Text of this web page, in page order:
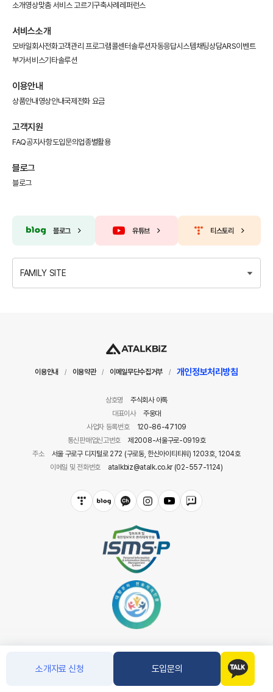
소개자료 신청 도입문의
소개영상맞춤 서비스 고르기구축사례 레퍼런스
서비스소개
모바일회사전화고객관리 프로그램콜센터솔루션자동응답시스템채팅상담ARS이벤트
부가서비스기타솔루션
이용안내
상품안내 영상안내국제전화 요금
고객지원
FAQ공지사항도입문의 업종별활용
블로그
블로그
블로그 유튜브 티스토리
FAMILY SITE
이용안내 / 이용약관 / 이메일무단수집거부 / 개인정보처리방침
상호명
주식회사 아톡
대표이사
주웅대
사업자 등록번호
120-86-47109
통신판매업신고번호
제2008-서울구로-0919호
주소
서울 구로구 디지털로 272 (구로동, 한신아이티타워) 1203호, 1204호
이메일 및 전화번호
atalkbiz@atalk.co.kr (02-557-1124)
COPYRIGHT(C) 아톡. CO.LTD ALL RIGHT RESERVED.